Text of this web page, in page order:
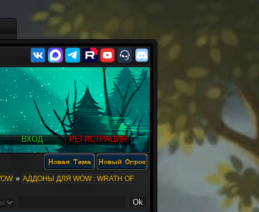
ВХОД РЕГИСТРАЦИЯ
» АДДОНЫ ДЛЯ WOW : WRATH OF